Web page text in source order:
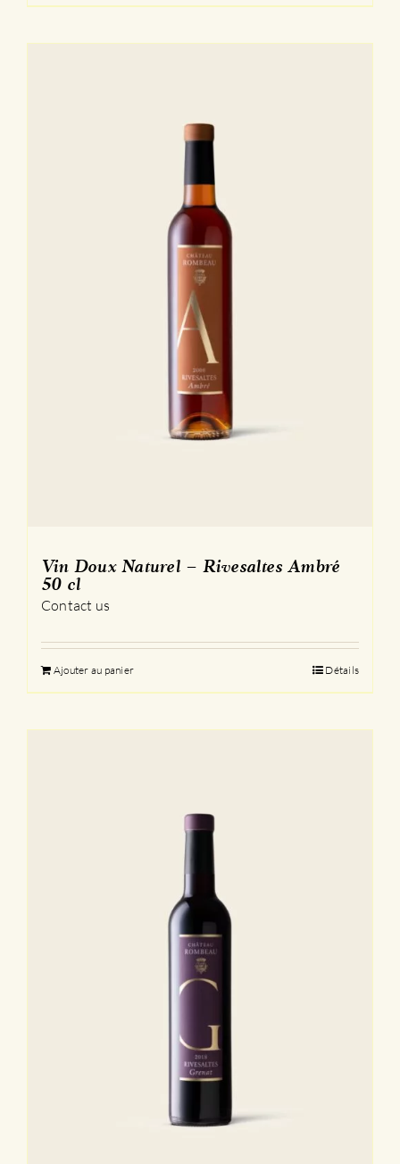
Vin Doux Naturel – Rivesaltes Ambré
50 cl
Contact us
Ajouter au panier Détails